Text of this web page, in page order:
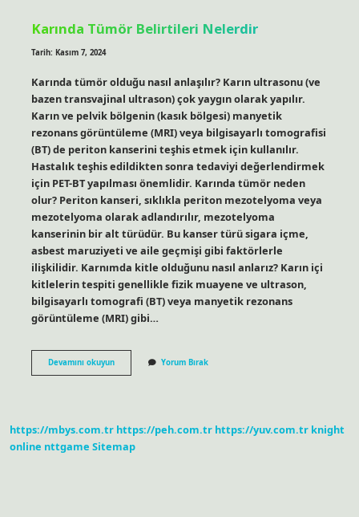
Karında Tümör Belirtileri Nelerdir
Tarih: Kasım 7, 2024
Karında tümör olduğu nasıl anlaşılır? Karın ultrasonu (ve
bazen transvajinal ultrason) çok yaygın olarak yapılır.
Karın ve pelvik bölgenin (kasık bölgesi) manyetik
rezonans görüntüleme (MRI) veya bilgisayarlı tomografisi
(BT) de periton kanserini teşhis etmek için kullanılır.
Hastalık teşhis edildikten sonra tedaviyi değerlendirmek
için PET-BT yapılması önemlidir. Karında tümör neden
olur? Periton kanseri, sıklıkla periton mezotelyoma veya
mezotelyoma olarak adlandırılır, mezotelyoma
kanserinin bir alt türüdür. Bu kanser türü sigara içme,
asbest maruziyeti ve aile geçmişi gibi faktörlerle
ilişkilidir. Karnımda kitle olduğunu nasıl anlarız? Karın içi
kitlelerin tespiti genellikle fizik muayene ve ultrason,
bilgisayarlı tomografi (BT) veya manyetik rezonans
görüntüleme (MRI) gibi…
Devamını okuyunKarında
Tümör
Yorum Bırak
https://mbys.com.tr https://peh.com.tr https://yuv.com.tr knight
online nttgame Sitemap